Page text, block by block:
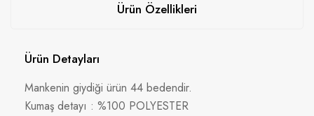
Ürün Özellikleri
Ürün Detayları
Mankenin giydiği ürün 44 bedendir.
Kumaş detayı : %100 POLYESTER